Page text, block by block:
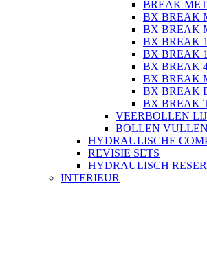
BREAK
BX BREAK
BX BREAK
BX BREAK
BX BREAK
BX BREAK
BX BREAK
BX BREAK
BX BREAK
VEERBOLLEN
BOLLEN
HYDRAULISCHE
REVISIE SETS
HYDRAULISCH
INTERIEUR